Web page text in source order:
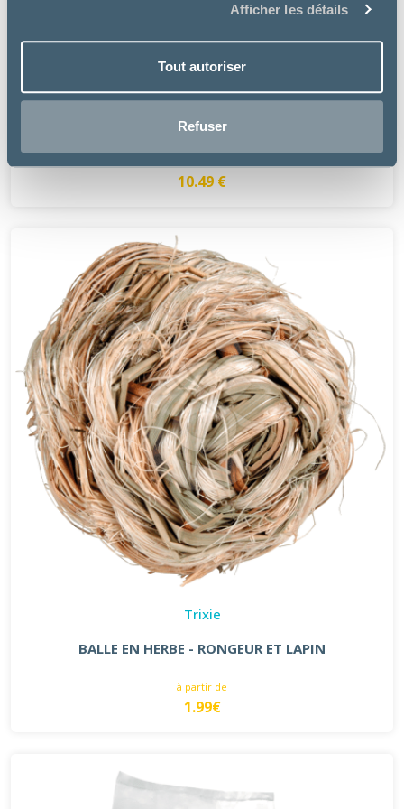
Afficher les détails
Tout autoriser
Refuser
10.49 €
Trixie
BALLE EN HERBE - RONGEUR ET LAPIN
à partir de
1.99€